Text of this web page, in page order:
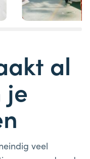
al
je
veel